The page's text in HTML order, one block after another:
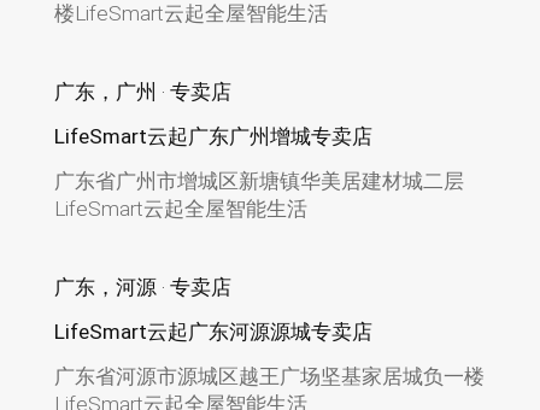
楼LifeSmart云起全屋智能生活
广东，广州 · 专卖店
LifeSmart云起广东广州增城专卖店
广东省广州市增城区新塘镇华美居建材城二层
LifeSmart云起全屋智能生活
广东，河源 · 专卖店
LifeSmart云起广东河源源城专卖店
广东省河源市源城区越王广场坚基家居城负一楼
LifeSmart云起全屋智能生活